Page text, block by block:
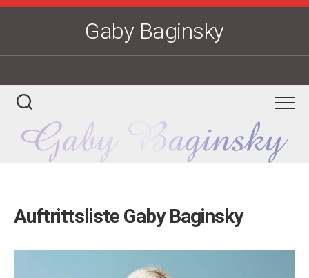
Skip
Gaby Baginsky
Auftrittsliste Gaby Baginsky